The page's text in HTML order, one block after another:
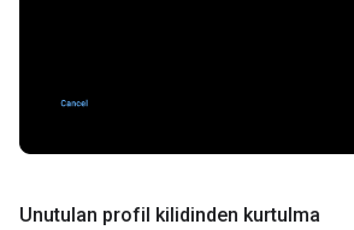
Unutulan profil kilidinden kurtulma